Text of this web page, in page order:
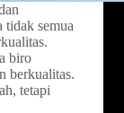
tidak semua
biro
berkualitas.
tetapi